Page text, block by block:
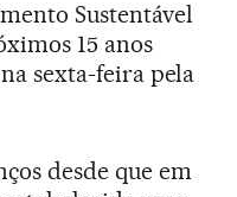
Sustentável
15 anos
sexta-feira pela
desde que em